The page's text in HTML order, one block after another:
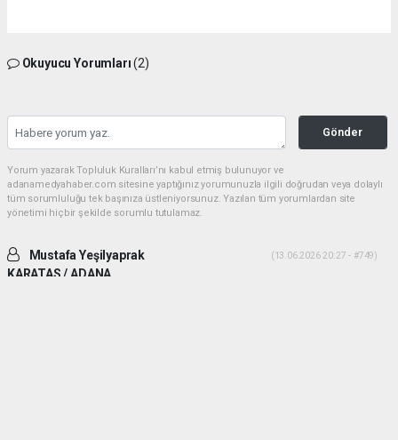
Okuyucu Yorumları(2)
Gönder
Yorum yazarak Topluluk Kuralları’nı kabul etmiş bulunuyor ve
adanamedyahaber.com sitesine yaptığınız yorumunuzla ilgili doğrudan veya dolaylı
tüm sorumluluğu tek başınıza üstleniyorsunuz. Yazılan tüm yorumlardan site
yönetimi hiçbir şekilde sorumlu tutulamaz.
Mustafa Yeşilyaprak
KARATAS / ADANA
(13.06.2026 20:27 - #749)